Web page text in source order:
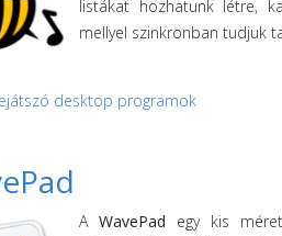
listákat hozhatunk létre,
mellyel szinkronban tudjuk
desktop programok
AWavePad egy kis